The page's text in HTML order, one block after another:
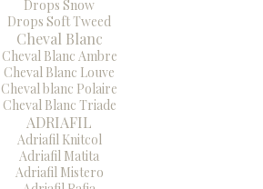
Drops Snow
Drops Soft Tweed
Cheval Blanc
Cheval Blanc Ambre
Cheval Blanc Louve
Cheval blanc Polaire
Cheval Blanc Triade
ADRIAFIL
Adriafil Knitcol
Adriafil Matita
Adriafil Mistero